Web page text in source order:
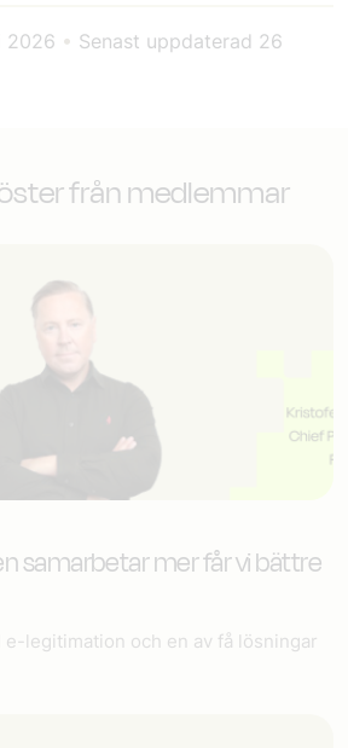
2026 • Senast uppdaterad 26
från medlemmar
samarbetar mer får vi bättre
legitimation och en av få lösningar